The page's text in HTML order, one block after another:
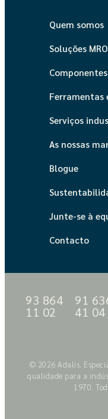
Quem somos
Soluções MRO
Componentes
Ferramentas
Serviços
As nossas
Blogue
Junte-se à
Contacto
93 864
11 02
91
41 04
© 2026 Adalis.
qualidade para a
1970.